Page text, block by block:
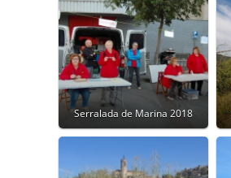
Serralada de Marina 2018